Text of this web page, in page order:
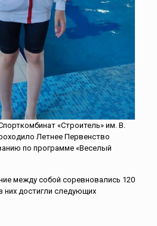
«Строитель» им. В.
Летнее Первенство
по программе «Веселый
между собой соревновались 120
них достигли следующих